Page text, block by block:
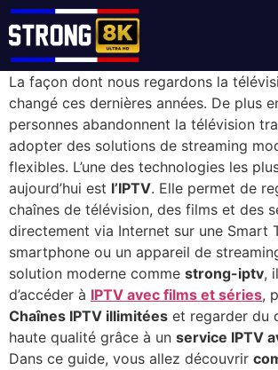
La façon dont nous regardons la
changé ces dernières années. De plus
personnes abandonnent la télévision
adopter des solutions de streaming
flexibles. L’une des technologies les
aujourd’hui est l’IPTV. Elle permet de
chaînes de télévision, des films et des
directement via Internet sur une Smart
smartphone ou un appareil de
solution moderne comme strong-iptv,
d’accéder à IPTV avec films et séries,
Chaînes IPTV illimitées et regarder du
haute qualité grâce à un service IPTV
Dans ce guide, vous allez découvrir